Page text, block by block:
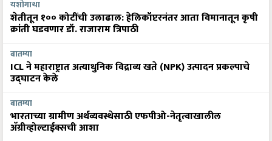
यशोगाथा
शेतीतून १०० कोटींची उलाढाल: हेलिकॉप्टरनंतर आता विमानातून कृषी
क्रांती घडवणार डॉ. राजाराम त्रिपाठी
बातम्या
ICL ने महाराष्ट्रात अत्याधुनिक विद्राव्य खते (NPK) उत्पादन प्रकल्पाचे
उद्घाटन केले
बातम्या
भारताच्या ग्रामीण अर्थव्यवस्थेसाठी एफपीओ-नेतृत्वाखालील
अ‍ॅग्रीव्होल्टाईक्सची आशा